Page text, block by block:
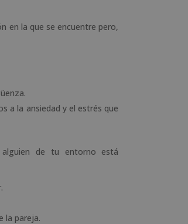
en la que se encuentre pero,
a la ansiedad y el estrés que
de tu entorno está
la pareja.